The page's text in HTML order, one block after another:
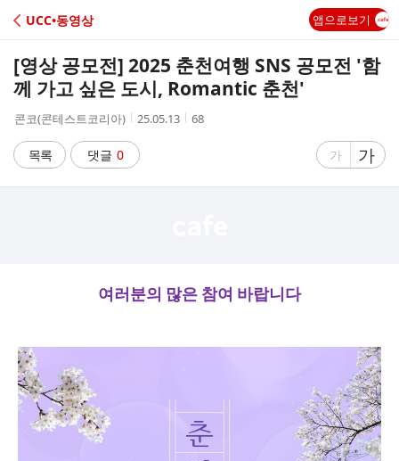
C
A
UCC•동영상 앱으로보기
[영상 공모전] 2025 춘천여행 SNS 공모전 '함
께 가고 싶은 도시, Romantic 춘천'
작
자
콘코(콘테스트코리아)
작
시
간
25.05.13
조
68
목록 댓글 0
글
가
글
자
가
여러분의 많은 참여 바랍니다